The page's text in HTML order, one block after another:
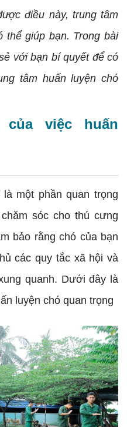
điều này, trung tâm
thể giúp bạn. Trong bài
với bạn bí quyết để có
tâm huấn luyện chó
của việc huấn
một phần quan trọng
sóc cho thú cưng
bảo rằng chó của bạn
các quy tắc xã hội và
quanh. Dưới đây là
luyện chó quan trọng